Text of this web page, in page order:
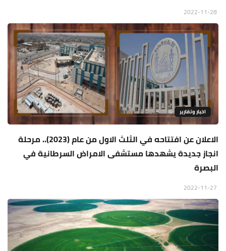
اخبار وتقارير
الاعلان عن افتتاحه في الثلث الاول من عام (2023).. مرحلة
انجاز جديدة يشهدها مستشفى الامراض السرطانية في
البصرة